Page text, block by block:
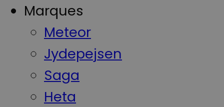
Marques
Meteor
Jydepejsen
Saga
Heta